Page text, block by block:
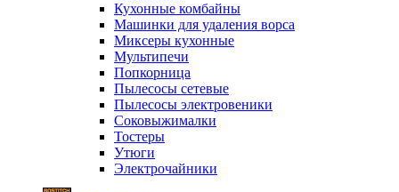
Кухонные комбайны
Машинки для удаления ворса
Миксеры кухонные
Мультипечи
Попкорница
Пылесосы сетевые
Пылесосы электровеники
Соковыжималки
Тостеры
Утюги
Электрочайники